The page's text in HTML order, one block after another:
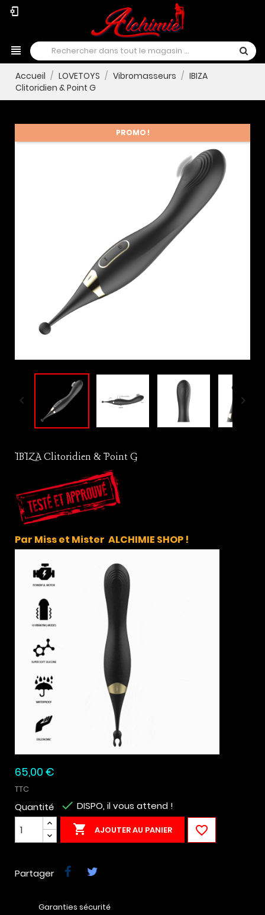
phonelink_setup
view_headline
Accueil LOVETOYS Vibromasseurs
IBIZA
Clitoridien & Point G
PROMO !
 
IBIZA Clitoridien & Point G
Par Miss et Mister ALCHIMIE SHOP !
65,00 €
TTC
Quantité
 AJOUTER AU PANIER
 DISPO, il vous attend !

Partager
Garanties sécurité